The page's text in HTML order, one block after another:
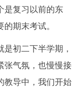
是复习以前的东
期末考试。
初二下半学期，
张气氛，也慢慢接
教导中，我们开始